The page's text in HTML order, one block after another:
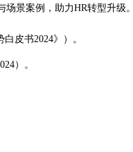
景案例，助力HR转型升级。
皮书2024》）。
）。